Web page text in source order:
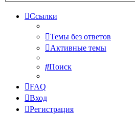
Ссылки
Темы без ответов
Активные темы
Поиск
FAQ
Вход
Регистрация